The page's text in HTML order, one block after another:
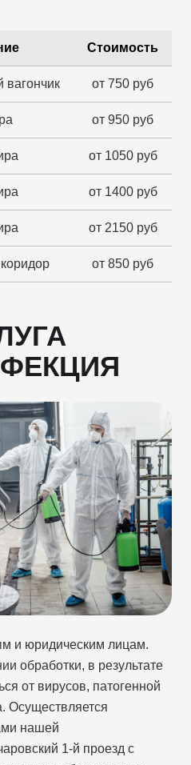
Стоимость
вагончик от 750 руб
от 950 руб
от 1050 руб
от 1400 руб
от 2150 руб
от 850 руб
и юридическим лицам.
обработки, в результате
от вирусов, патогенной
Осуществляется
нашей
1-й проезд с